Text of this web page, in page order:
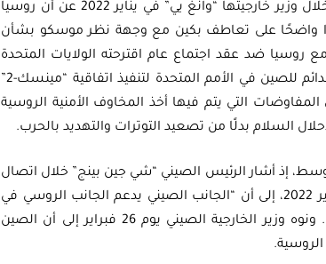
قبل دخول القوات الروسية لأوكرانيا، عبّرت الصين من خلال وزير خارجيتها “وانغ يي” في يناير 2022 عن أن روسيا
واضحًا على تعاطف بكين مع وجهة نظر موسكو بشأن
31 يناير صوتت الصين مع روسيا ضد عقد اجتماع عام اقترحته الولايات المتحدة
بشأن أوكرانيا في مجلس الأمن الدولي. ودعا الممثل الدائم للصين في الأمم المتحدة لتنفيذ اتفاقية “مينسك-2”
التي يتم فيها أخذ المخاوف الأمنية الروسية
السلام بدلًا من تصعيد التوترات والتهديد بالحرب.
إذ أشار الرئيس الصيني “شي جين بينج” خلال اتصال
هاتفي مع نظيره الروسي “فلاديمير بوتين”، في 25 فبراير 2022، إلى أن “الجانب الصيني يدعم الجانب الروسي في
حل المشكلة من خلال التفاوض مع الجانب الأوكراني”. ونوه وزير الخارجية الصيني يوم 26 فبراير إلى أن الصين
Add To Cart